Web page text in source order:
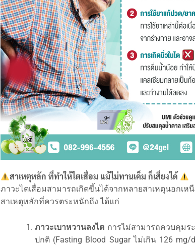
สาเหตุหลัก ที่ทำให้ไตเสื่อม แม้ไม่ทานเค็ม ก็เสี่ยงได้
ภาวะไตเสื่อมสามารถเกิดขึ้นได้จากหลายสาเหตุนอกเห
สาเหตุหลักที่ควรตระหนักถึง ได้แก่
ภาวะเบาหวานลงไต การไม่สามารถควบคุมร
ปกติ (Fasting Blood Sugar ไม่เกิน 126 mg/